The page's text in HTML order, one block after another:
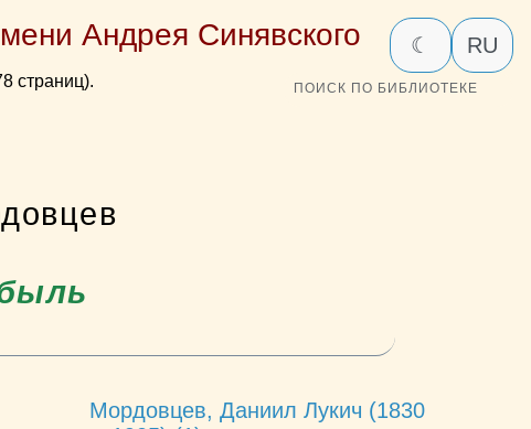
Андрея Синявского
страниц).
☾ RU
ПОИСК ПО БИБЛИОТЕКЕ
Мордовцев, Даниил Лукич (1830